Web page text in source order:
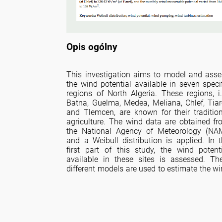
Opis ogólny
This investigation aims to model and
the wind potential available in seven
regions of North Algeria. These regions,
Batna, Guelma, Medea, Meliana, Chlef,
and Tlemcen, are known for their
agriculture. The wind data are obtained
the National Agency of Meteorology
and a Weibull distribution is applied. In
first part of this study, the wind
available in these sites is assessed.
different models are used to estimate the